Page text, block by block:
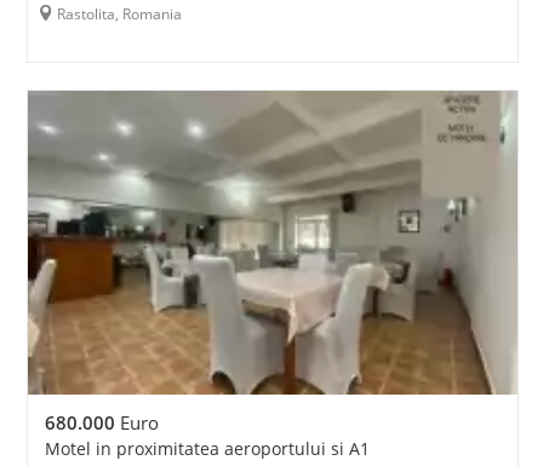
Rastolita, Romania
680.000 Euro
Motel in proximitatea aeroportului si A1